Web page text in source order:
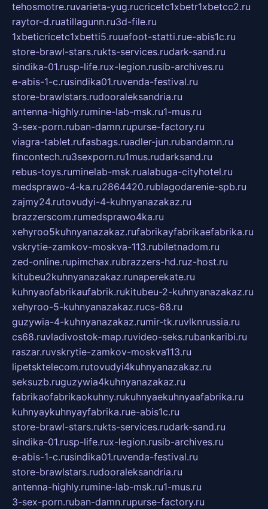
tehosmotre.ruvarieta-yug.rucricetc1xbetr1xbetcc2.ru
raytor-d.ruatillagunn.ru3d-file.ru
1xbeticricetc1xbetti5.ruuafoot-statti.rue-abis1c.ru
store-brawl-stars.rukts-services.rudark-sand.ru
sindika-01.rusp-life.rux-legion.rusib-archives.ru
e-abis-1-c.rusindika01.ruvenda-festival.ru
store-brawlstars.rudooraleksandria.ru
antenna-highly.rumine-lab-msk.ru1-mus.ru
3-sex-porn.ruban-damn.rupurse-factory.ru
viagra-tablet.rufasbags.ruadler-jun.rubandamn.ru
fincontech.ru3sexporn.ru1mus.rudarksand.ru
rebus-toys.ruminelab-msk.rualabuga-cityhotel.ru
medsprawo-4-ka.ru2864420.rublagodarenie-spb.ru
zajmy24.rutovudyi-4-kuhnyanazakaz.ru
brazzerscom.rumedsprawo4ka.ru
xehyroo5kuhnyanazakaz.rufabrikayfabrikaefabrika.ru
vskrytie-zamkov-moskva-113.rubiletnadom.ru
zed-online.rupimchax.rubrazzers-hd.ruz-host.ru
kitubeu2kuhnyanazakaz.runaperekate.ru
kuhnyaofabrikaufabrik.rukitubeu-2-kuhnyanazakaz.ru
xehyroo-5-kuhnyanazakaz.rucs-68.ru
guzywia-4-kuhnyanazakaz.rumir-tk.ruvlknrussia.ru
cs68.ruvladivostok-map.ruvideo-seks.rubankaribi.ru
raszar.ruvskrytie-zamkov-moskva113.ru
lipetsktelecom.rutovudyi4kuhnyanazakaz.ru
seksuzb.ruguzywia4kuhnyanazakaz.ru
fabrikaofabrikaokuhny.rukuhnyaekuhnyaafabrika.ru
kuhnyaykuhnyayfabrika.rue-abis1c.ru
store-brawl-stars.rukts-services.rudark-sand.ru
sindika-01.rusp-life.rux-legion.rusib-archives.ru
e-abis-1-c.rusindika01.ruvenda-festival.ru
store-brawlstars.rudooraleksandria.ru
antenna-highly.rumine-lab-msk.ru1-mus.ru
3-sex-porn.ruban-damn.rupurse-factory.ru